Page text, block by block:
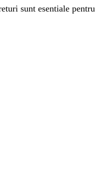
sunt esentiale pentru